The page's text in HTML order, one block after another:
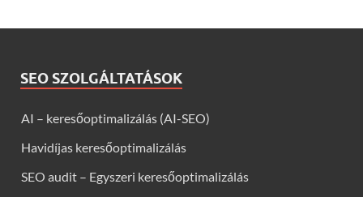
SEO SZOLGÁLTATÁSOK
AI – keresőoptimalizálás (AI-SEO)
Havidíjas keresőoptimalizálás
SEO audit – Egyszeri keresőoptimalizálás